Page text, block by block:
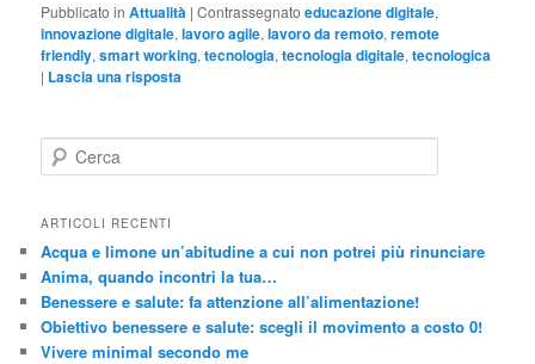
Pubblicato in Attualità |Contrassegnato educazione digitale,
innovazione digitale,lavoro agile,lavoro da remoto,remote
friendly,smart working,tecnologia,tecnologia digitale,tecnologica
| Lascia una risposta
e
c
ARTICOLI RECENTI
Acqua e limone un’abitudine a cui non potrei più rinunciare
Anima, quando incontri la tua…
Benessere e salute: fa attenzione all’alimentazione!
Obiettivo benessere e salute: scegli il movimento a costo 0!
Vivere minimal secondo me